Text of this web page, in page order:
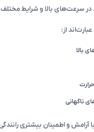
در سرعت‌های بالا و شرایط
از:
بالا
ناگهانی
آرامش و اطمینان بیشتری